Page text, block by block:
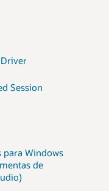
Session
para Windows
de